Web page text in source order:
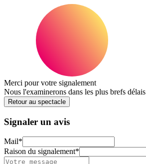
Merci pour votre signalement
Nous l'examinerons dans les plus brefs délais
Retour au spectacle
Signaler un avis
Mail*
Raison du signalement*